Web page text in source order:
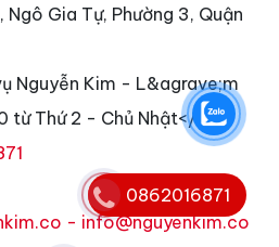
Ngô Gia Tự, Phường 3, Quận
Nguyễn Kim - L&agrave;m
từ Thứ 2 - Chủ Nhật</p>
- info@nguyenkim.co
0862016871